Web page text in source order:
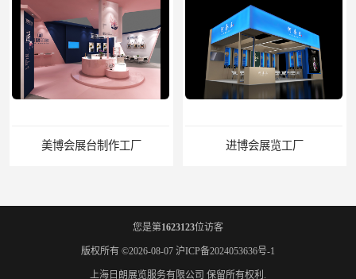
美博会展台制作工厂 进博会展览工厂
您是第1623123位访客
版权所有 ©2026-08-07 沪ICP备2024053636号-1
上海日朗展览服务有限公司 保留所有权利.